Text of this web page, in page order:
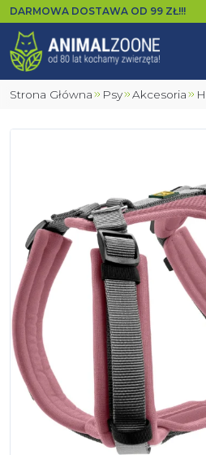
DARMOWA DOSTAWA OD 99 ZŁ!!!
Strona Główna Psy Akcesoria